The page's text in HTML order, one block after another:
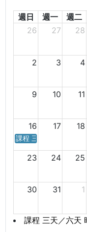
週日 週一 週二
26
27 28
2 3 4
9 10 11
16 17 18
課程 三天／六天 時間表
23 24 25
30 31 1
課程 三天／六天